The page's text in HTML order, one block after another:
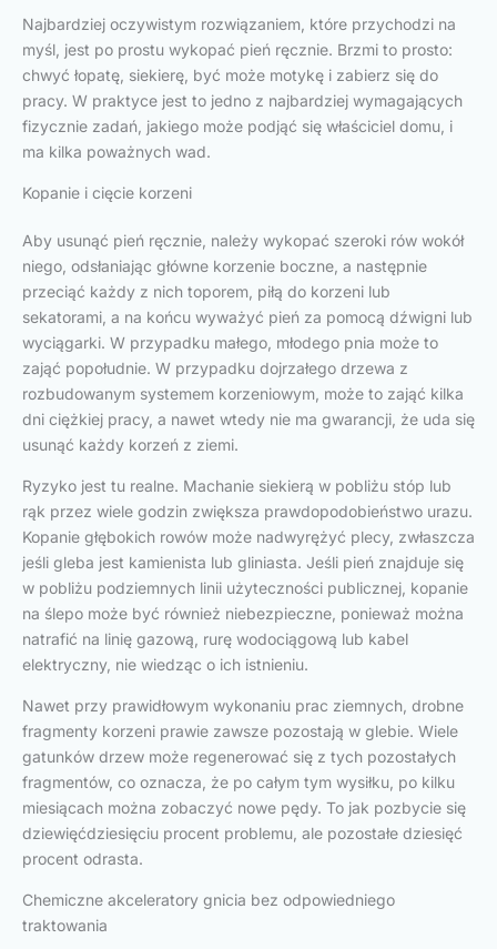
Najbardziej oczywistym rozwiązaniem, które przychodzi na
myśl, jest po prostu wykopać pień ręcznie. Brzmi to prosto:
chwyć łopatę, siekierę, być może motykę i zabierz się do
pracy. W praktyce jest to jedno z najbardziej wymagających
fizycznie zadań, jakiego może podjąć się właściciel domu, i
ma kilka poważnych wad.
Kopanie i cięcie korzeni
Aby usunąć pień ręcznie, należy wykopać szeroki rów wokół
niego, odsłaniając główne korzenie boczne, a następnie
przeciąć każdy z nich toporem, piłą do korzeni lub
sekatorami, a na końcu wyważyć pień za pomocą dźwigni lub
wyciągarki. W przypadku małego, młodego pnia może to
zająć popołudnie. W przypadku dojrzałego drzewa z
rozbudowanym systemem korzeniowym, może to zająć kilka
dni ciężkiej pracy, a nawet wtedy nie ma gwarancji, że uda się
usunąć każdy korzeń z ziemi.
Ryzyko jest tu realne. Machanie siekierą w pobliżu stóp lub
rąk przez wiele godzin zwiększa prawdopodobieństwo urazu.
Kopanie głębokich rowów może nadwyrężyć plecy, zwłaszcza
jeśli gleba jest kamienista lub gliniasta. Jeśli pień znajduje się
w pobliżu podziemnych linii użyteczności publicznej, kopanie
na ślepo może być również niebezpieczne, ponieważ można
natrafić na linię gazową, rurę wodociągową lub kabel
elektryczny, nie wiedząc o ich istnieniu.
Nawet przy prawidłowym wykonaniu prac ziemnych, drobne
fragmenty korzeni prawie zawsze pozostają w glebie. Wiele
gatunków drzew może regenerować się z tych pozostałych
fragmentów, co oznacza, że po całym tym wysiłku, po kilku
miesiącach można zobaczyć nowe pędy. To jak pozbycie się
dziewięćdziesięciu procent problemu, ale pozostałe dziesięć
procent odrasta.
Chemiczne akceleratory gnicia bez odpowiedniego
traktowania